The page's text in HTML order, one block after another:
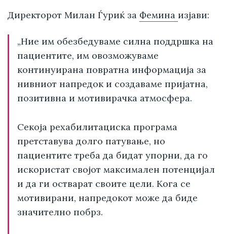
Директорот Милан Ѓуриќ за Фемина изјави:
„Ние им обезбедуваме силна поддршка на
пациентите, им овозможуваме
континуирана повратна информација за
нивниот напредок и создаваме пријатна,
позитивна и мотивирачка атмосфера.
Секоја рехабилитациска програма
претставува долго патување, но
пациентите треба да бидат упорни, да го
искористат својот максимален потенцијал
и да ги остварат своите цели. Кога се
мотивирани, напредокот може да биде
значително побрз.